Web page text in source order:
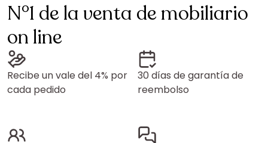
N°1 de la venta de mobiliario
on line
Recibe un vale del 4% por
cada pedido
30 días de garantía de
reembolso